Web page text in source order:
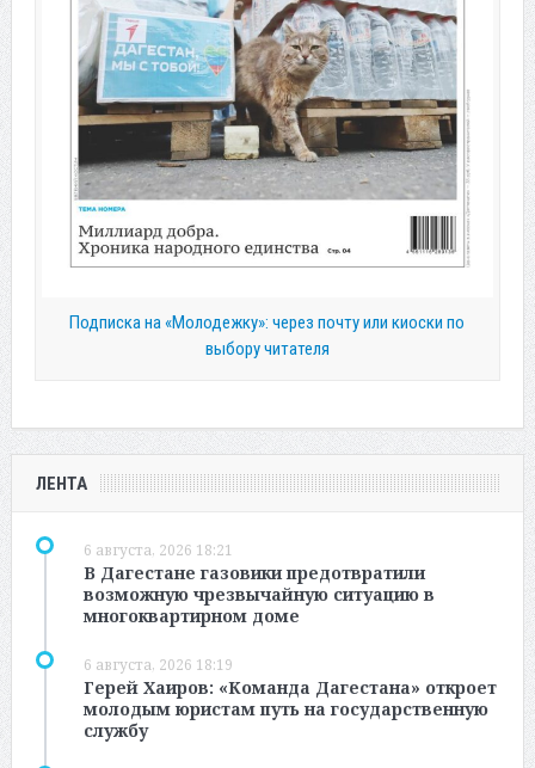
Подписка на «Молодежку»: через почту или киоски по
выбору читателя
ЛЕНТА
6 августа, 2026 18:21
В Дагестане газовики предотвратили
возможную чрезвычайную ситуацию в
многоквартирном доме
6 августа, 2026 18:19
Герей Хаиров: «Команда Дагестана» откроет
молодым юристам путь на государственную
службу